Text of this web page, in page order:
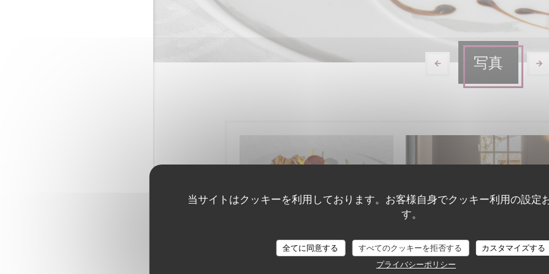
当サイトはクッキーを利用しております。お客様自身でクッキー利用の設定
す。
全てに同意する すべてのクッキーを拒否する
カスタマイズする
プライバシーポリシー
写真